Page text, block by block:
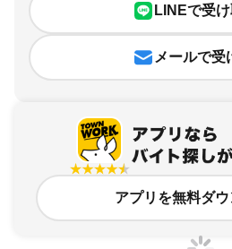
LINEで受
メールで受
アプリを無料ダ